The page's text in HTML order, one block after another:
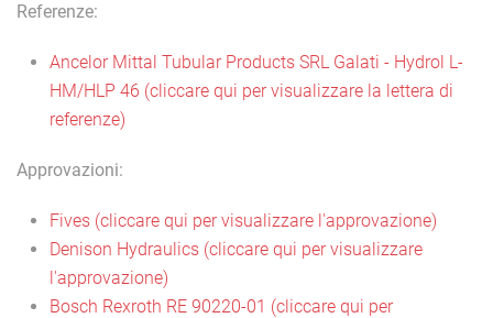
Referenze:
Ancelor Mittal Tubular Products SRL Galati - Hydrol L-
HM/HLP 46 (cliccare qui per visualizzare la lettera di
referenze)
Approvazioni:
Fives (cliccare qui per visualizzare l'approvazione)
Denison Hydraulics (cliccare qui per visualizzare
l'approvazione)
Bosch Rexroth RE 90220-01 (cliccare qui per